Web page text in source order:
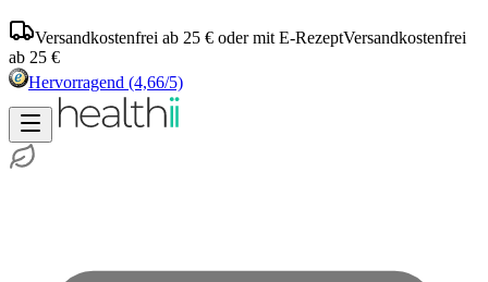
Versandkostenfrei ab 25 € oder mit E-RezeptVersandkostenfrei
ab 25 €
Hervorragend (4,66/5)